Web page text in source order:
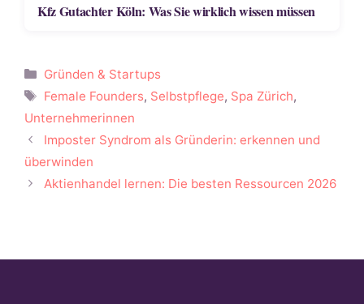
Kfz Gutachter Köln: Was Sie wirklich wissen müssen
Kategorien
Gründen & Startups
Schlagwörter
Female Founders, Selbstpflege, Spa Zürich,
Unternehmerinnen
Imposter Syndrom als Gründerin: erkennen und
überwinden
Aktienhandel lernen: Die besten Ressourcen 2026